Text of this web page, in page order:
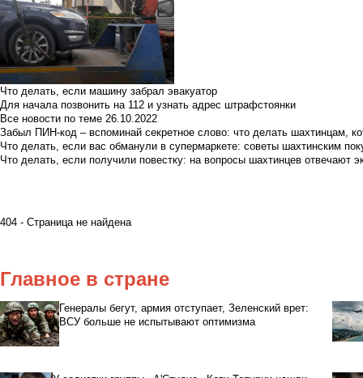
Что делать, если машину забрал эвакуатор
Для начала позвонить на 112 и узнать адрес штрафстоянки
Все новости по теме 26.10.2022
Забыл ПИН-код – вспоминай секретное слово: что делать шахтинцам,
Что делать, если вас обманули в супермаркете: советы шахтинским
Что делать, если получили повестку: на вопросы шахтинцев отвечают
404 - Страница не найдена
Главное в стране
Генералы бегут, армия отступает, Зеленский врет:
ВСУ больше не испытывают оптимизма